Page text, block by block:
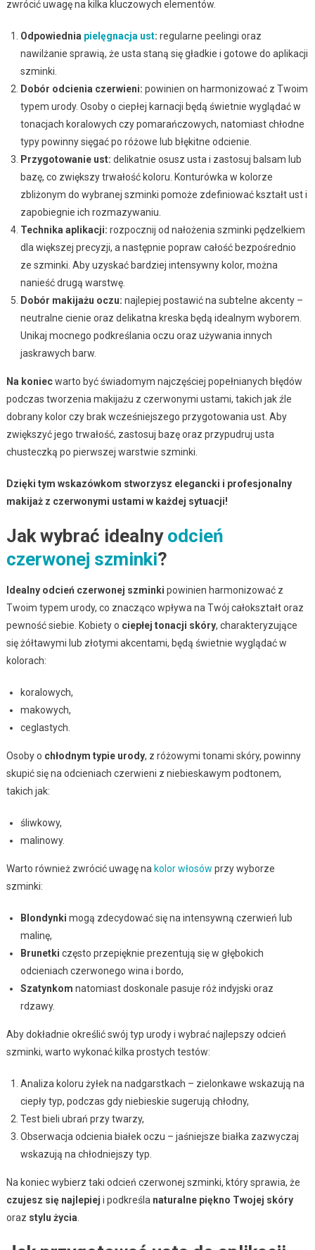
zwrócić uwagę na kilka kluczowych elementów.
Odpowiednia pielęgnacja ust: regularne peelingi oraz
nawilżanie sprawią, że usta staną się gładkie i gotowe do aplikacji
szminki.
Dobór odcienia czerwieni: powinien on harmonizować z Twoim
typem urody. Osoby o ciepłej karnacji będą świetnie wyglądać w
tonacjach koralowych czy pomarańczowych, natomiast chłodne
typy powinny sięgać po różowe lub błękitne odcienie.
Przygotowanie ust: delikatnie osusz usta i zastosuj balsam lub
bazę, co zwiększy trwałość koloru. Konturówka w kolorze
zbliżonym do wybranej szminki pomoże zdefiniować kształt ust i
zapobiegnie ich rozmazywaniu.
Technika aplikacji: rozpocznij od nałożenia szminki pędzelkiem
dla większej precyzji, a następnie popraw całość bezpośrednio
ze szminki. Aby uzyskać bardziej intensywny kolor, można
nanieść drugą warstwę.
Dobór makijażu oczu: najlepiej postawić na subtelne akcenty –
neutralne cienie oraz delikatna kreska będą idealnym wyborem.
Unikaj mocnego podkreślania oczu oraz używania innych
jaskrawych barw.
Na koniecwarto być świadomym najczęściej popełnianych błędów
podczas tworzenia makijażu z czerwonymi ustami, takich jak źle
dobrany kolor czy brak wcześniejszego przygotowania ust. Aby
zwiększyć jego trwałość, zastosuj bazę oraz przypudruj usta
chusteczką po pierwszej warstwie szminki.
Dzięki tym wskazówkom stworzysz elegancki i profesjonalny
makijaż z czerwonymi ustami w każdej sytuacji!
Jak wybrać idealny odcień
czerwonej szminki?
Idealny odcień czerwonej szminki powinien harmonizować z
Twoim typem urody, co znacząco wpływa na Twój całokształt oraz
pewność siebie. Kobiety o ciepłej tonacji skóry, charakteryzujące
się żółtawymi lub złotymi akcentami, będą świetnie wyglądać w
kolorach:
koralowych,
makowych,
ceglastych.
Osoby o chłodnym typie urody, z różowymi tonami skóry, powinny
skupić się na odcieniach czerwieni z niebieskawym podtonem,
takich jak:
śliwkowy,
malinowy.
Warto również zwrócić uwagę na kolor włosów przy wyborze
szminki:
Blondynki mogą zdecydować się na intensywną czerwień lub
malinę,
Brunetki często przepięknie prezentują się w głębokich
odcieniach czerwonego wina i bordo,
Szatynkom natomiast doskonale pasuje róż indyjski oraz
rdzawy.
Aby dokładnie określić swój typ urody i wybrać najlepszy odcień
szminki, warto wykonać kilka prostych testów:
Analiza koloru żyłek na nadgarstkach – zielonkawe wskazują na
ciepły typ, podczas gdy niebieskie sugerują chłodny,
Test bieli ubrań przy twarzy,
Obserwacja odcienia białek oczu – jaśniejsze białka zazwyczaj
wskazują na chłodniejszy typ.
Na koniec wybierz taki odcień czerwonej szminki, który sprawia, że
czujesz się najlepiej i podkreśla naturalne piękno Twojej skóry
oraz stylu życia